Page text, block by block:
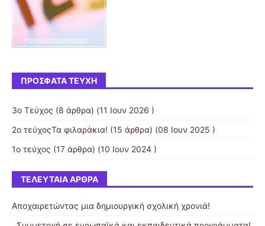
ΠΡΌΣΦΑΤΑ ΤΕΎΧΗ
3ο Τεύχος (8 άρθρα) (11 Ιουν 2026 )
2ο τεύχοςΤα φιλαράκια! (15 άρθρα) (08 Ιουν 2025 )
1ο τεύχος (17 άρθρα) (10 Ιουν 2024 )
ΤΕΛΕΥΤΑΊΑ ΆΡΘΡΑ
Αποχαιρετώντας μια δημιουργική σχολική χρονιά!